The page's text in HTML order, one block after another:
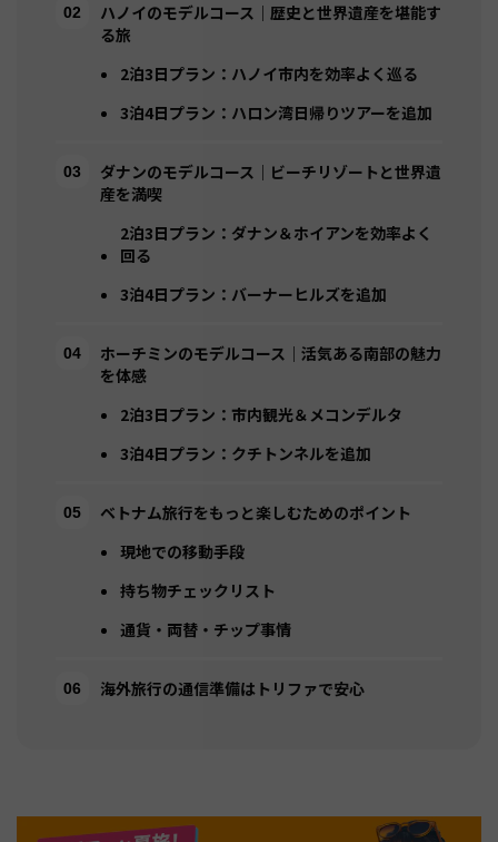
ハノイのモデルコース｜歴史と世界遺産を堪能す
る旅
2泊3日プラン：ハノイ市内を効率よく巡る
3泊4日プラン：ハロン湾日帰りツアーを追加
ダナンのモデルコース｜ビーチリゾートと世界遺
産を満喫
2泊3日プラン：ダナン＆ホイアンを効率よく
回る
3泊4日プラン：バーナーヒルズを追加
ホーチミンのモデルコース｜活気ある南部の魅力
を体感
2泊3日プラン：市内観光＆メコンデルタ
3泊4日プラン：クチトンネルを追加
ベトナム旅行をもっと楽しむためのポイント
現地での移動手段
持ち物チェックリスト
通貨・両替・チップ事情
海外旅行の通信準備はトリファで安心